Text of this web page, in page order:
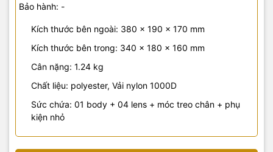
Bảo hành: -
Kích thước bên ngoài: 380 x 190 x 170 mm
Kích thước bên trong: 340 x 180 x 160 mm
Cân nặng: 1.24 kg
Chất liệu: polyester, Vải nylon 1000D
Sức chứa: 01 body + 04 lens + móc treo chân + phụ
kiện nhỏ